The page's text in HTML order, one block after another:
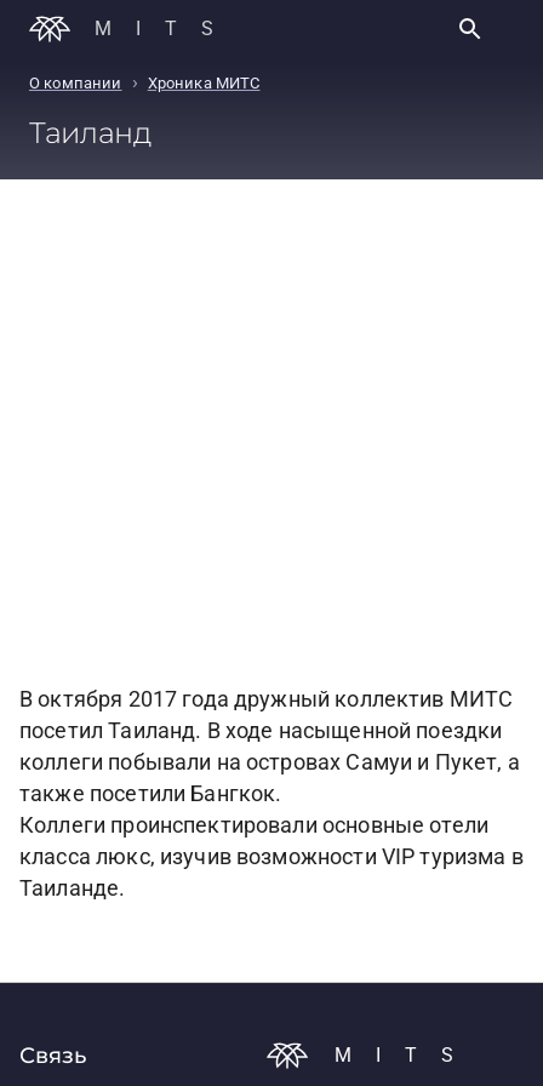
MITS
О компании › Хроника МИТС
Таиланд
В октября 2017 года дружный коллектив МИТС
посетил Таиланд. В ходе насыщенной поездки
коллеги побывали на островах Самуи и Пукет, а
также посетили Бангкок.
Коллеги проинспектировали основные отели
класса люкс, изучив возможности VIP туризма в
Таиланде.
Связь MITS